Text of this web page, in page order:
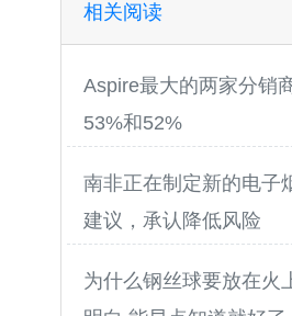
相关阅读
Aspire最大的两家分销
53%和52%
南非正在制定新的电子
建议，承认降低风险
为什么钢丝球要放在火